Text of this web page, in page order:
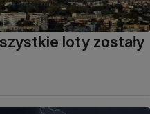
loty zostały